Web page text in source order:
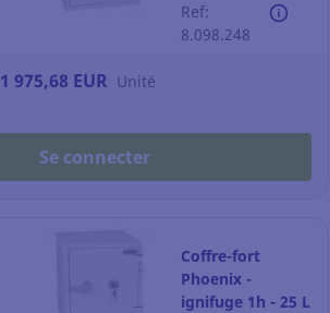
Ref:
8.098.248
1 975,68 EUR Unité
Se connecter
Coffre-fort
Phoenix -
ignifuge 1h - 25 L